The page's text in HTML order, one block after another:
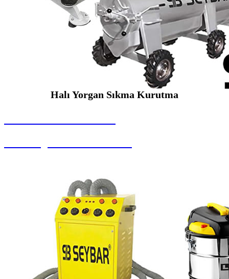
Halı Yorgan Sıkma Kurutma